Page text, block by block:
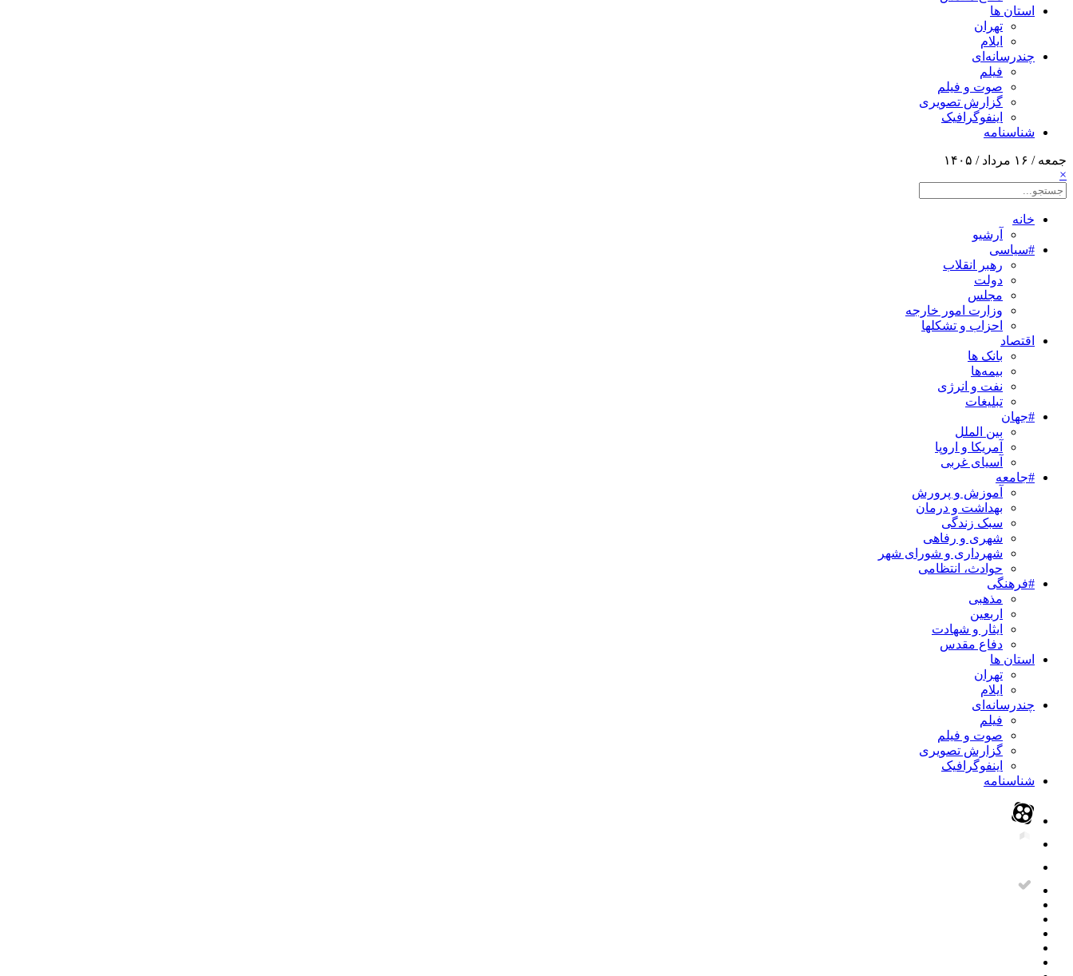
استان ها
تهران
ایلام
چندرسانه‌ای
فیلم
صوت و فیلم
گزارش تصویری
اینفوگرافیک
شناسنامه
جمعه / ۱۶ مرداد / ۱۴۰۵
×
خانه
آرشیو
#سیاسی
رهبر انقلاب
دولت
مجلس
وزارت امور خارجه
احزاب و تشکلها
اقتصاد
بانک ها
بیمه‌ها
نفت و انرژی
تبلیغات
#جهان
بین الملل
آمریکا و اروپا
آسیای غربی
#جامعه
آموزش و پرورش
بهداشت و درمان
سبک زندگی
شهری و رفاهی
شهرداری و شورای شهر
حوادث، انتظامی
#فرهنگی
مذهبی
اربعین
ایثار و شهادت
دفاع مقدس
استان ها
تهران
ایلام
چندرسانه‌ای
فیلم
صوت و فیلم
گزارش تصویری
اینفوگرافیک
شناسنامه